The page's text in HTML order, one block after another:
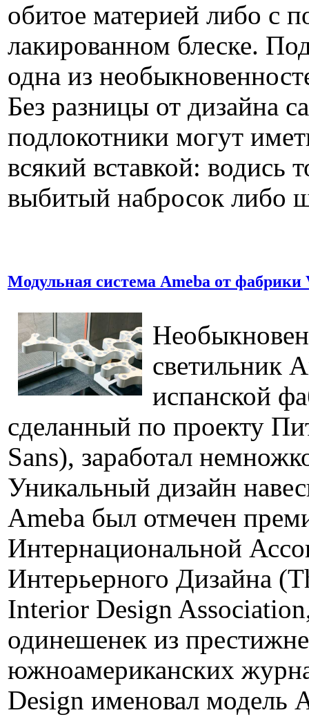
обитое материей либо с
лакированном блеске.
одна из
Без разницы от дизайна
подлокотники могут
всякий вставкой: водись
выбитый набросок либо
Модульная система Ameba от фабрики
светильник
испанской
сделанный по проекту
Sans), заработал
Уникальный дизайн
Ameba был отмечен
Интернациональной
Интерьерного Дизайна
Interior Design
одинешенек из
южноамериканских
Design именовал модель